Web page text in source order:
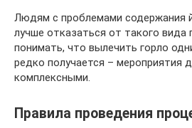
Людям с проблемами содержания
лучше отказаться от такого вида
понимать, что вылечить горло
редко получается – мероприятия
комплексными.
Правила проведения